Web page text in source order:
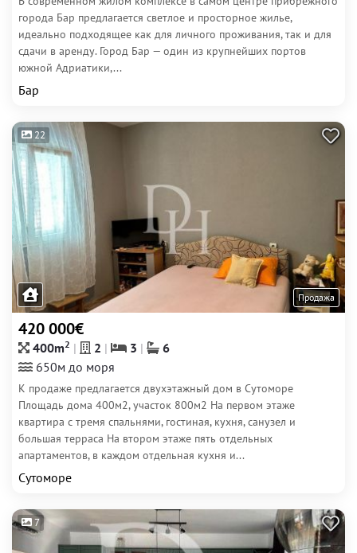
города Бар предлагается светлое и просторное жилье,
идеально подходящее как для личного проживания, так и для
сдачи в аренду. Город Бар — один из крупнейших портов
южной Адриатики,...
Бар
22
Продажа
420 000€
400m2 2 3
6
650м до моря
К продаже предлагается двухэтажный дом в Сутоморе
Площадь дома 400м2, участок 800м2 На первом этаже
квартира с тремя спальнями, гостиная, кухня, санузел и
большая терраса На втором этаже пять отдельных
апартаментов, в каждом отдельная кухня и...
Сутоморе
7